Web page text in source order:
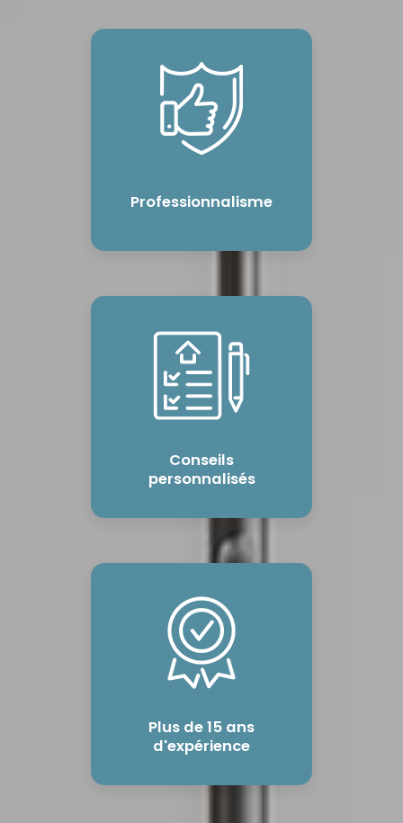
Professionnalisme
Conseils
personnalisés
Plus de 15 ans
d'expérience